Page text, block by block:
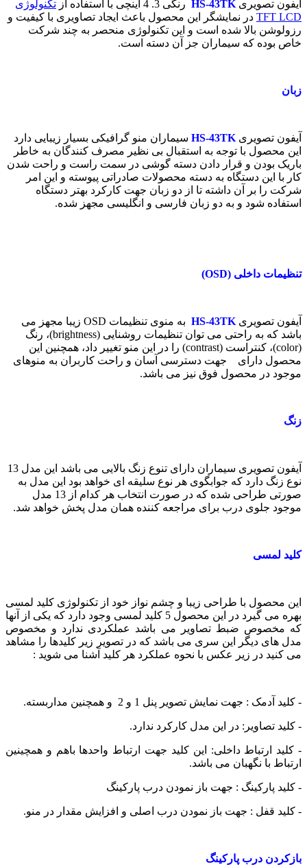
آیفون تصویری HS-43TK رنگی 3. 4 اینچی با استفاده از
تکنولوژی
TFT LCD در نمایشگر این محصول باعث ایجاد تصاویری با کیفیت و
رزولوشن بالا شده است و این تکنولوژی منحصر به چند شرکت
خاص بوده که سیماران جز آن دسته است.
زبان
آیفون تصویری HS-43TK سیماران منو گرافیکی بسیار زیبایی دارد
این محصول با توجه به استقبال بی نظیر مصرف کنندگان به خاطر
باریک بودن و قرار دادن دسته گوشی در سمت راست و راحت شدن
کار با این دستگاه به دسته محصولات صادراتی پیوسته و این امر
شرکت را بر آن داشته تا از دو زبان جهت کارکرد بهتر دستگاه
استفاده شود و به دو زبان فارسی و انگلیسی مجهز شده.
تنظیمات داخلی (OSD)
آیفون تصویری HS-43TK به منوی تنظیمات OSD زیبا مجهز می
باشد که به راحتی می توان تنظیمات روشنایی (brightness)، رنگ
(
color)، کنتراست (contrast) را در این منو تغییر داد، همچنین این
محصول دارای جهت دسترسی آسان و راحت کاربران به منوهای
موجود در محصول فوق نیز می باشد.
زنگ
آیفون تصویری سیماران دارای تنوع زنگ بالایی می باشد این مدل 13
نوع زنگ دارد که جوابگوی هر نوع سلیقه ای خواهد بود این مدل به
صورتی طراحی شده که در صورت انتخاب هر کدام از 13 مدل
موجود جلوی درب برای مراجعه کننده همان مدل پخش خواهد شد.
کلید لمسی
این محصول با طراحی زیبا و چشم نواز خود از تکنولوژی کلید لمسی
بهره می گیرد در این محصول 5 کلید لمسی وجود دارد که یکی از آنها
که مخصوص ضبط تصاویر می باشد عملکردی ندارد و مخصوص
مدل های دیگر این سری می باشد که در تصویر زیر کلیدها را مشاهد
می کنید در زیر عکس با نحوه عملکرد هر کلید آشنا می شوید :
- کلید آدمک : جهت نمایش تصویر پنل 1 و 2 و همچنین مداربسته.
- کلید تصاویر: در این مدل کارکرد ندارد.
- کلید ارتباط داخلی: این کلید جهت ارتباط واحدها باهم و همچینین
ارتباط با نگهبان می باشد.
- کلید پارکینگ : جهت باز نمودن درب پارکینگ
- کلید قفل : جهت باز نمودن درب اصلی و افزایش مقدار در منو.
بازکردن درب پارکینگ